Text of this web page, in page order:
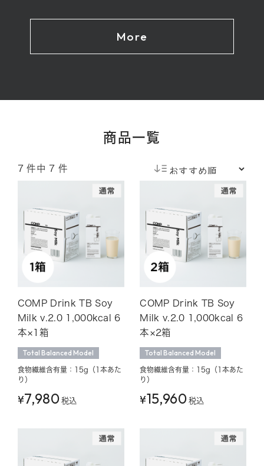
More
商品一覧
7 件中 7 件
COMP Drink TB Soy
Milk v.2.0 1,000kcal 6
本×1箱
Total Balanced Model
食物繊維含有量：15g（1本あた
り）
¥7,980 税込
COMP Drink TB Soy
Milk v.2.0 1,000kcal 6
本×2箱
Total Balanced Model
食物繊維含有量：15g（1本あた
り）
¥15,960 税込